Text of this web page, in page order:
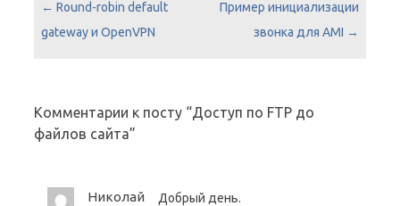
Навигация по записям
← Round-robin default
gateway и OpenVPN
Пример инициализации
звонка для AMI →
Комментарии к посту “Доступ по FTP до
файлов сайта”
Николай
Добрый день.